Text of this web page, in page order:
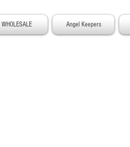
WHOLESALE Angel Keepers